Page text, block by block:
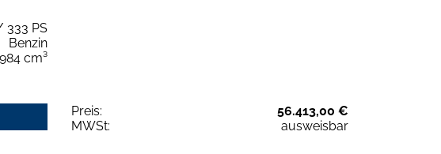
333 PS
Benzin
cm³
Preis:
56.413,00 €
MWSt:
ausweisbar